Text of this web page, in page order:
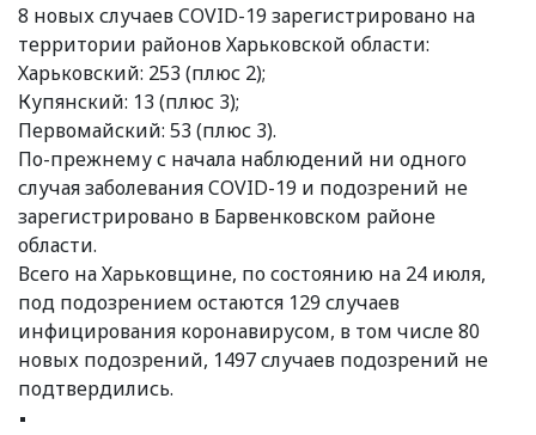
8 новых случаев COVID-19 зарегистрировано на
территории районов Харьковской области:
Харьковский: 253 (плюс 2);
Купянский: 13 (плюс 3);
Первомайский: 53 (плюс 3).
По-прежнему с начала наблюдений ни одного
случая заболевания COVID-19 и подозрений не
зарегистрировано в Барвенковском районе
области.
Всего на Харьковщине, по состоянию на 24 июля,
под подозрением остаются 129 случаев
инфицирования коронавирусом, в том числе 80
новых подозрений, 1497 случаев подозрений не
подтвердились.